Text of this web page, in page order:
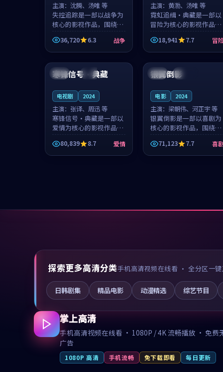
主演： 沈腾、汤唯 等
失控追踪是一部以战争为
核心的影视作品，围绕危
机、反转与人物成长展
开，整体节奏紧凑，值得
推荐观看。
36,720 6.3 战争
主演：黄渤、汤唯 等
霓虹追缉·典藏是一部以
冒险为核心的影视作品，
围绕危机、反转与人物成
长展开，整体节奏紧凑，
值得推荐观看。
18,941 7.7 冒
泰国 热播
99:22
寒锋信号·典藏
电视剧 2024
主演： 张译、周迅 等
寒锋信号·典藏是一部以
爱情为核心的影视作品，
围绕危机、反转与人物成
长展开，整体节奏紧凑，
值得推荐观看。
80,839 8.7 爱情
英国 连载中
99:47
银翼倒影
电影 2024
主演： 梁朝伟、河正宇 等
银翼倒影是一部以喜剧为
核心的影视作品，围绕危
机、反转与人物成长展
开，整体节奏紧凑，值得
推荐观看。
71,123 7.7 喜
探索更多高清分类手机高清视频在线看 · 全分区一键
日韩剧集 精品电影 动漫精选 综艺节目
掌上高清
手机高清视频在线看 · 1080P / 4K 流畅播放 · 免费
广告
1080P 高清 手机流畅 免下载即看 每日更新